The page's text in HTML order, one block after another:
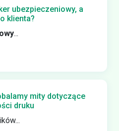
ubezpieczeniowy, a
klienta?
...
mity dotyczące
druku